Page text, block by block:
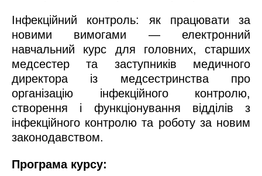
Інфекційний контроль: як працювати за
новими вимогами — електронний
навчальний курс для головних, старших
медсестер та заступників медичного
директора із медсестринства про
організацію інфекційного контролю,
створення і функціонування відділів з
інфекційного контролю та роботу за новим
законодавством.
Програма курсу: